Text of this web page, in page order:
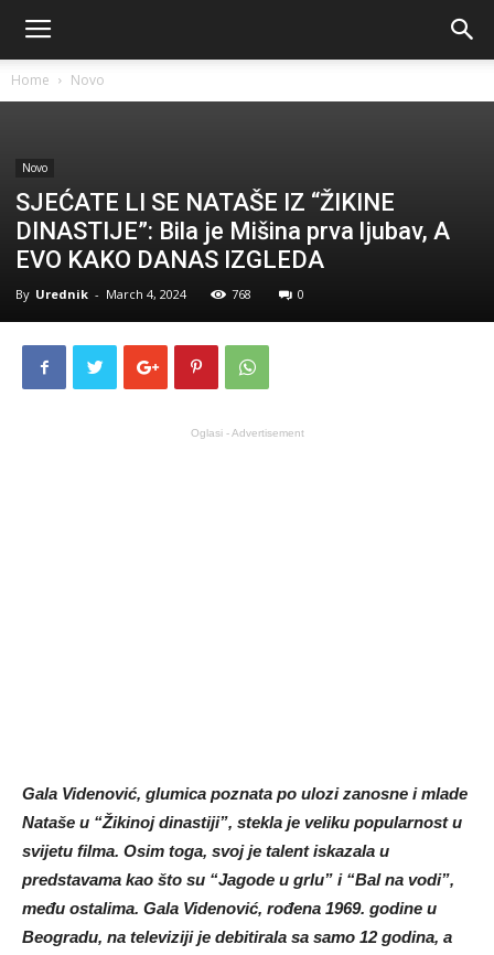
Home Novo
Novo
SJEĆATE LI SE NATAŠE IZ “ŽIKINE
DINASTIJE”: Bila je Mišina prva ljubav, A
EVO KAKO DANAS IZGLEDA
By Urednik - March 4, 2024 768 0
Oglasi - Advertisement
Gala Videnović, glumica poznata po ulozi zanosne i mlade
Nataše u “Žikinoj dinastiji”, stekla je veliku popularnost u
svijetu filma. Osim toga, svoj je talent iskazala u
predstavama kao što su “Jagode u grlu” i “Bal na vodi”,
među ostalima. Gala Videnović, rođena 1969. godine u
Beogradu, na televiziji je debitirala sa samo 12 godina, a